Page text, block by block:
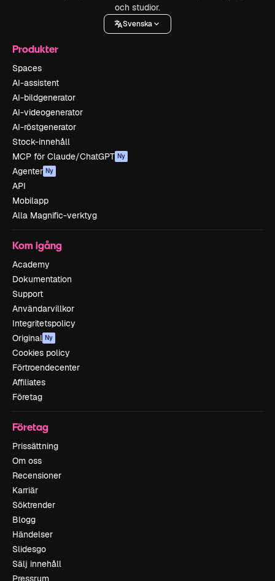
och studior.
Svenska
Produkter
Spaces
AI-assistent
AI-bildgenerator
AI-videogenerator
AI-röstgenerator
Stock-innehåll
MCP för Claude/ChatGPT Ny
Agenter Ny
API
Mobilapp
Alla Magnific-verktyg
Kom igång
Academy
Dokumentation
Support
Användarvillkor
Integritetspolicy
Original Ny
Cookies policy
Förtroendecenter
Affiliates
Företag
Företag
Prissättning
Om oss
Recensioner
Karriär
Söktrender
Blogg
Händelser
Slidesgo
Sälj innehåll
Pressrum